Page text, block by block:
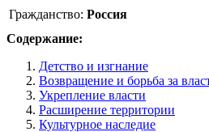
Гражданство: Россия
Содержание:
Детство и изгнание
Возвращение и борьба за
Укрепление власти
Расширение территории
Культурное наследие